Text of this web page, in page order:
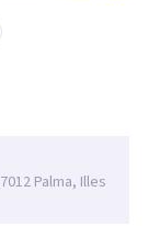
ámbito de la
con tu
una
destacados de
en la atención
como la
Palma, Illes